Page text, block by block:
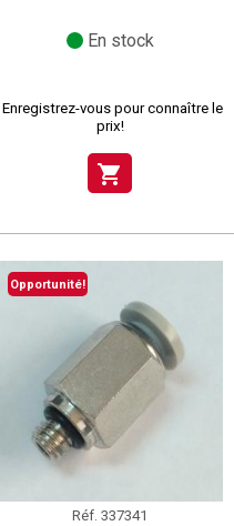
En stock
Enregistrez-vous pour connaître le
prix!
shopping_cart
Opportunité!
Réf. 337341